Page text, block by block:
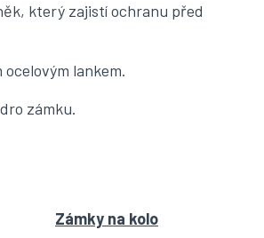
který zajistí ochranu před
lankem.
zámku.
Zámky na kolo